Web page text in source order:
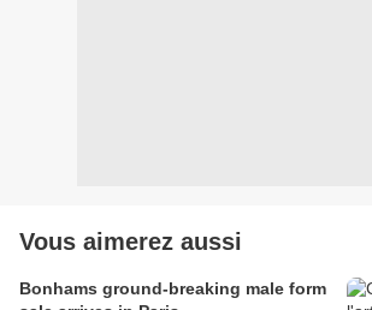
Vous aimerez aussi
Bonhams ground-breaking male form